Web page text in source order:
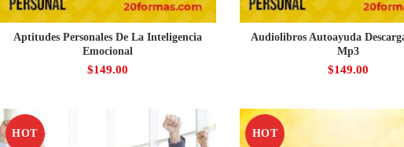
Aptitudes Personales De La Inteligencia
Emocional
$149.00
Audiolibros Autoayuda
Mp3
$149.00
HOT HOT